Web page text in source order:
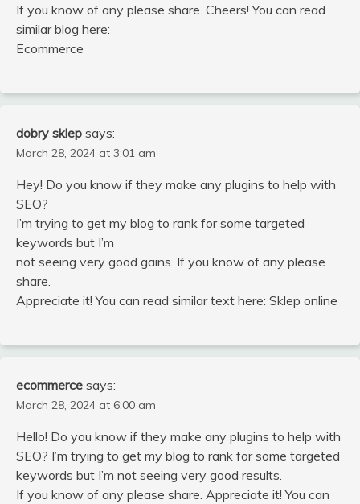
If you know of any please share. Cheers! You can read
similar blog here:
Ecommerce
dobry sklep says:
March 28, 2024 at 3:01 am
Hey! Do you know if they make any plugins to help with
SEO?
I’m trying to get my blog to rank for some targeted
keywords but I’m
not seeing very good gains. If you know of any please
share.
Appreciate it! You can read similar text here: Sklep online
ecommerce says:
March 28, 2024 at 6:00 am
Hello! Do you know if they make any plugins to help with
SEO? I’m trying to get my blog to rank for some targeted
keywords but I’m not seeing very good results.
If you know of any please share. Appreciate it! You can